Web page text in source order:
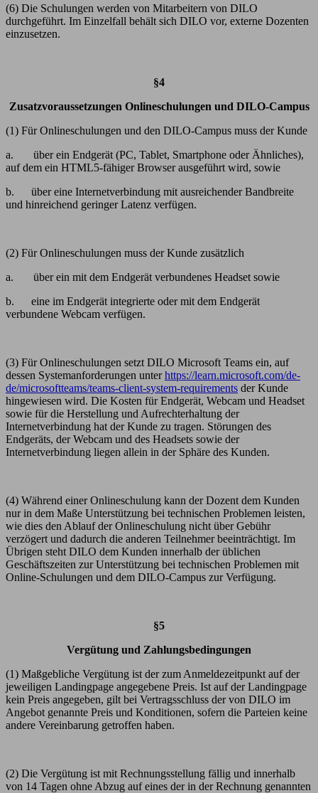
(6) Die Schulungen werden von Mitarbeitern von DILO
durchgeführt. Im Einzelfall behält sich DILO vor, externe Dozenten
einzusetzen.
§4
Zusatzvoraussetzungen Onlineschulungen und DILO-Campus
(1) Für Onlineschulungen und den DILO-Campus muss der Kunde
a. über ein Endgerät (PC, Tablet, Smartphone oder Ähnliches),
auf dem ein HTML5-fähiger Browser ausgeführt wird, sowie
b. über eine Internetverbindung mit ausreichender Bandbreite
und hinreichend geringer Latenz verfügen.
(2) Für Onlineschulungen muss der Kunde zusätzlich
a. über ein mit dem Endgerät verbundenes Headset sowie
b. eine im Endgerät integrierte oder mit dem Endgerät
verbundene Webcam verfügen.
(3) Für Onlineschulungen setzt DILO Microsoft Teams ein, auf
dessen Systemanforderungen unterhttps://learn.microsoft.com/de-
de/microsoftteams/teams-client-system-requirements der Kunde
hingewiesen wird. Die Kosten für Endgerät, Webcam und Headset
sowie für die Herstellung und Aufrechterhaltung der
Internetverbindung hat der Kunde zu tragen. Störungen des
Endgeräts, der Webcam und des Headsets sowie der
Internetverbindung liegen allein in der Sphäre des Kunden.
(4) Während einer Onlineschulung kann der Dozent dem Kunden
nur in dem Maße Unterstützung bei technischen Problemen leisten,
wie dies den Ablauf der Onlineschulung nicht über Gebühr
verzögert und dadurch die anderen Teilnehmer beeinträchtigt. Im
Übrigen steht DILO dem Kunden innerhalb der üblichen
Geschäftszeiten zur Unterstützung bei technischen Problemen mit
Online-Schulungen und dem DILO-Campus zur Verfügung.
§5
Vergütung und Zahlungsbedingungen
(1) Maßgebliche Vergütung ist der zum Anmeldezeitpunkt auf der
jeweiligen Landingpage angegebene Preis. Ist auf der Landingpage
kein Preis angegeben, gilt bei Vertragsschluss der von DILO im
Angebot genannte Preis und Konditionen, sofern die Parteien keine
andere Vereinbarung getroffen haben.
(2) Die Vergütung ist mit Rechnungsstellung fällig und innerhalb
von 14 Tagen ohne Abzug auf eines der in der Rechnung genannten